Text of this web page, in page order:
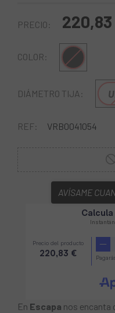
PRECIO:
COLOR: Multi
DIÁMETRO TIJA:
REF: VRB0041054
AVÍSAME
En Escapa nos encanta